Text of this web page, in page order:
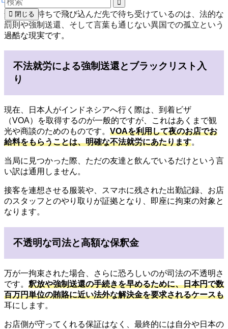
安易な気持ちで飛び込んだ先で待ち受けているのは、法的な
罰則や強制送還、そして言葉も通じない異国での孤立という
過酷な現実です。
不法就労による強制送還とブラックリスト入
り
現在、日本人がインドネシアへ行く際は、到着ビザ
（VOA）を取得するのが一般的ですが、これはあくまで観
光や商談のためのものです。 VOAを利用して夜のお店でお
給料をもらうことは、明確な不法就労にあたります。
当局に見つかった際、ただの友達と飲んでいるだけという言
い訳は通用しません。
接客を連想させる服装や、スマホに残された出勤記録、お店
のスタッフとのやり取りが証拠となり、即座に拘束の対象と
なります。
不透明な司法と高額な保釈金
万が一拘束された場合、さらに恐ろしいのが司法の不透明さ
です。 釈放や強制送還の手続きを早めるために、日本円で数
百万円単位の賄賂に近い法外な解決金を要求されるケースも
耳にします。
お店側が守ってくれる保証はなく、最終的には自分や日本の
閉じる